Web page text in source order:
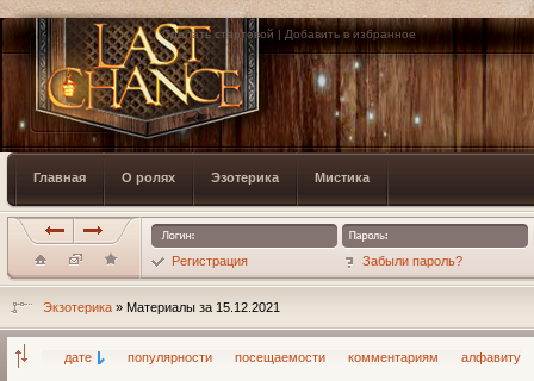
Сделать стартовой | Добавить в избранное
Главная О ролях Эзотерика Мистика
Регистрация Забыли пароль?
Экзотерика » Материалы за 15.12.2021
дате популярности посещаемости комментариям алфавиту